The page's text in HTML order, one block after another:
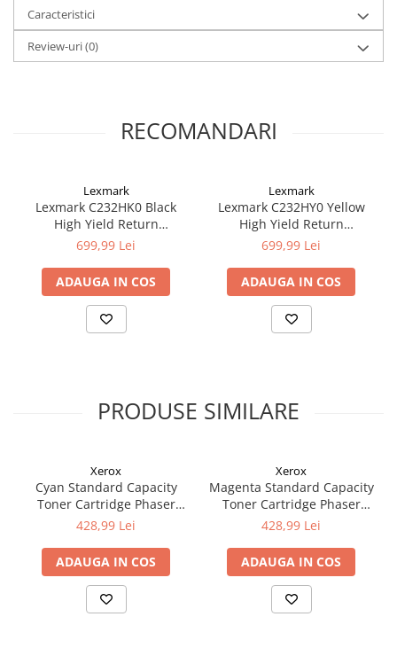
Caracteristici
Review-uri(0)
RECOMANDARI
Lexmark
Lexmark C232HK0 Black
High Yield Return
Programme Toner Cartridge
C2425dw / C2535dw /
MC2325adw / MC2425adw /
MC2535adwe /
MC2640adwe
699,99 Lei
ADAUGA IN COS
Lexmark
Lexmark C232HY0 Yellow
High Yield Return
Programme Toner Cartridge
C2425dw / C2535dw /
MC2325adw / MC2425adw /
MC2535adwe /
MC2640adwe
699,99 Lei
ADAUGA IN COS
PRODUSE SIMILARE
Xerox
Cyan Standard Capacity
Toner Cartridge Phaser
6510/WorkCentre 6515
428,99 Lei
ADAUGA IN COS
Xerox
Magenta Standard Capacity
Toner Cartridge Phaser
6510/WorkCentre 6515
428,99 Lei
ADAUGA IN COS